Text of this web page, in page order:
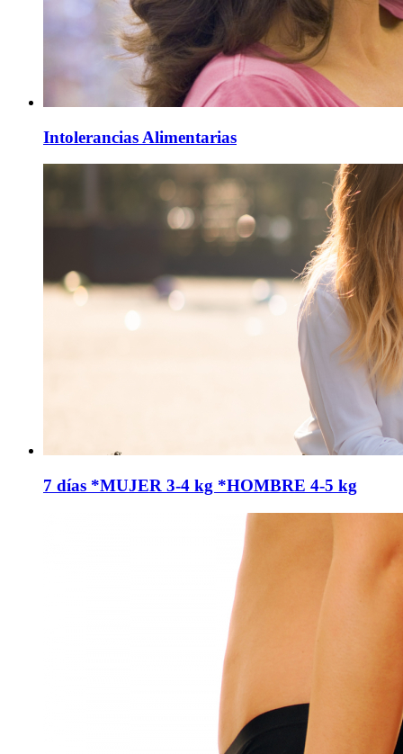
Intolerancias Alimentarias
7 días *MUJER 3-4 kg *HOMBRE 4-5 kg